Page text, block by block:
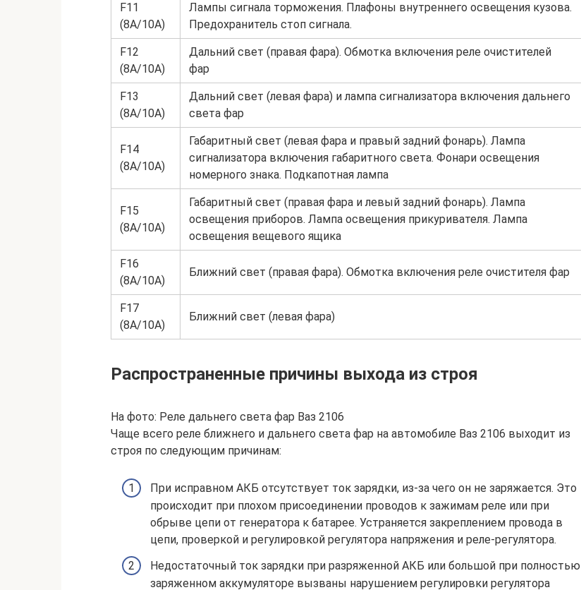
F11
(8А/10А)
Лампы сигнала торможения. Плафоны внутреннего освещения кузова.
Предохранитель стоп сигнала.
F12
(8А/10А)
Дальний свет (правая фара). Обмотка включения реле очистителей
фар
F13
(8А/10А)
Дальний свет (левая фара) и лампа сигнализатора включения дальнего
света фар
F14
(8А/10А)
Габаритный свет (левая фара и правый задний фонарь). Лампа
сигнализатора включения габаритного света. Фонари освещения
номерного знака. Подкапотная лампа
F15
(8А/10А)
Габаритный свет (правая фара и левый задний фонарь). Лампа
освещения приборов. Лампа освещения прикуривателя. Лампа
освещения вещевого ящика
F16
(8А/10А)
Ближний свет (правая фара). Обмотка включения реле очистителя фар
F17
(8А/10А)
Ближний свет (левая фара)
Распространенные причины выхода из строя
На фото: Реле дальнего света фар Ваз 2106
Чаще всего реле ближнего и дальнего света фар на автомобиле Ваз 2106 выходит из
строя по следующим причинам:
При исправном АКБ отсутствует ток зарядки, из-за чего он не заряжается. Это
происходит при плохом присоединении проводов к зажимам реле или при
обрыве цепи от генератора к батарее. Устраняется закреплением провода в
цепи, проверкой и регулировкой регулятора напряжения и реле-регулятора.
Недостаточный ток зарядки при разряженной АКБ или большой при полностью
заряженном аккумуляторе вызваны нарушением регулировки регулятора